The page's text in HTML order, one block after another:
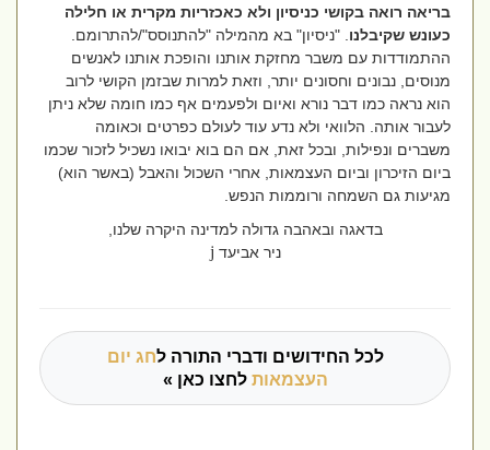
בריאה רואה בקושי כניסיון ולא כאכזריות מקרית או חלילה
כעונש שקיבלנו. "ניסיון" בא מהמילה "להתנוסס"/להתרומם.
ההתמודדות עם משבר מחזקת אותנו והופכת אותנו לאנשים
מנוסים, נבונים וחסונים יותר, וזאת למרות שבזמן הקושי לרוב
הוא נראה כמו דבר נורא ואיום ולפעמים אף כמו חומה שלא ניתן
לעבור אותה.הלוואי ולא נדע עוד לעולם כפרטים וכאומה
משברים ונפילות, ובכל זאת, אם הם בוא יבואו נשכיל לזכור שכמו
ביום הזיכרון וביום העצמאות, אחרי השכול והאבל (באשר הוא)
מגיעות גם השמחה ורוממות הנפש.
בדאגה ובאהבה גדולה למדינה היקרה שלנו,
ניר אביעדj
לכל החידושים ודברי התורה לחג יום
העצמאותלחצו כאן »